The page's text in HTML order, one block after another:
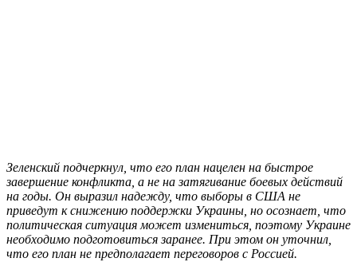
Зеленский подчеркнул, что его план нацелен на быстрое
завершение конфликта, а не на затягивание боевых действий
на годы. Он выразил надежду, что выборы в США не
приведут к снижению поддержки Украины, но осознает, что
политическая ситуация может измениться, поэтому Украине
необходимо подготовиться заранее. При этом он уточнил,
что его план не предполагает переговоров с Россией.